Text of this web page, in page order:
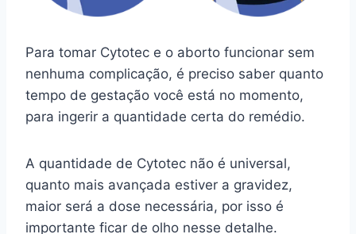
Para tomar Cytotec e o aborto funcionar sem
nenhuma complicação, é preciso saber quanto
tempo de gestação você está no momento,
para ingerir a quantidade certa do remédio.
A quantidade de Cytotec não é universal,
quanto mais avançada estiver a gravidez,
maior será a dose necessária, por isso é
importante ficar de olho nesse detalhe.